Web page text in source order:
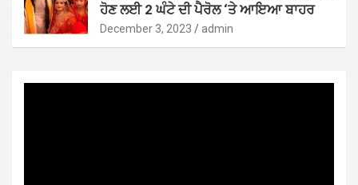
ਹੋਣ ਲਈ 2 ਘੰਟੇ ਦੀ ਪੈਰੋਲ ‘ਤੇ ਆਇਆ ਬਾਹਰ
December 3, 2023 admin